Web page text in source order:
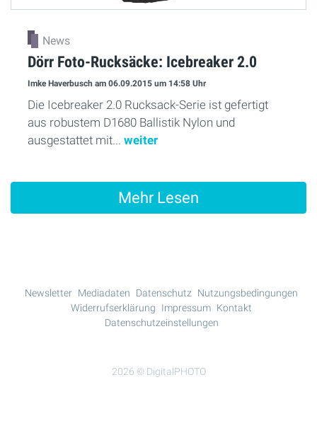
News
Dörr Foto-Rucksäcke: Icebreaker 2.0
Imke Haverbusch am 06.09.2015 um 14:58 Uhr
Die Icebreaker 2.0 Rucksack-Serie ist gefertigt
aus robustem D1680 Ballistik Nylon und
ausgestattet mit... weiter
Mehr Lesen
2026 © DigitalPHOTO
Newsletter Mediadaten Datenschutz
Nutzungsbedingungen
Widerrufserklärung
Impressum Kontakt
Datenschutzeinstellungen